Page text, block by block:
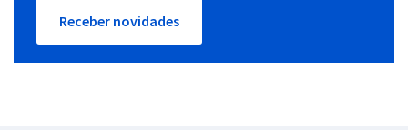
Receber novidades